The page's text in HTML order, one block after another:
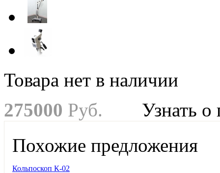
Товара нет в наличии
275000 Руб.
Узнать о
Похожие предложения
Кольпоскоп К-02